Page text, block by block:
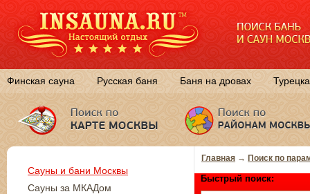
Финская сауна Русская баня Баня на дровах
Главная → Поиск по
Быстрый поиск:
Сауны и бани Москвы
Сауны за МКАДом